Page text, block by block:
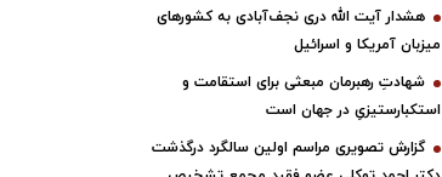
هشدار آیت الله دری نجف‌آبادی به کشورهای
میزبان آمریکا و اسرائیل
شهادتِ رهبرمان مبعثی برای استقامت و
استکبارستیزیِ در جهان است
گزارش تصویری مراسم اولین سالگرد درگذشت